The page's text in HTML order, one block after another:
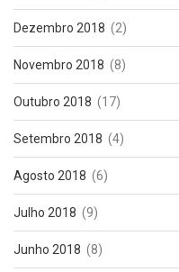
Dezembro 2018 (2)
Novembro 2018 (8)
Outubro 2018 (17)
Setembro 2018 (4)
Agosto 2018 (6)
Julho 2018 (9)
Junho 2018 (8)